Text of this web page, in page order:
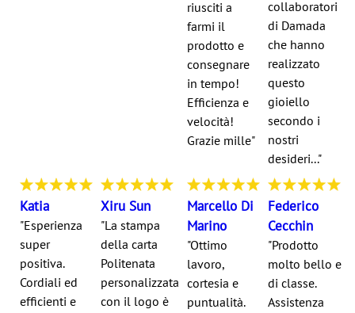
riusciti a
farmi il
prodotto e
consegnare
in tempo!
Efficienza e
velocità!
Grazie mille"
collaboratori
di Damada
che hanno
realizzato
questo
gioiello
secondo i
nostri
desideri..."
Katia
"Esperienza
super
positiva.
Cordiali ed
efficienti e
Xiru Sun
"La stampa
della carta
Politenata
personalizzata
con il logo è
Marcello Di
Marino
"Ottimo
lavoro,
cortesia e
puntualità.
Federico
Cecchin
"Prodotto
molto bello e
di classe.
Assistenza